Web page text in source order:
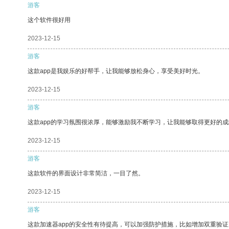
游客
这个软件很好用
2023-12-15
游客
这款app是我娱乐的好帮手，让我能够放松身心，享受美好时光。
2023-12-15
游客
这款app的学习氛围很浓厚，能够激励我不断学习，让我能够取得更好的
2023-12-15
游客
这款软件的界面设计非常简洁，一目了然。
2023-12-15
游客
这款加速器app的安全性有待提高，可以加强防护措施，比如增加双重验